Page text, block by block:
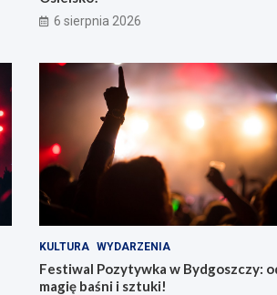
6 sierpnia 2026
KULTURA WYDARZENIA
Festiwal Pozytywka w Bydgoszczy:
magię baśni i sztuki!